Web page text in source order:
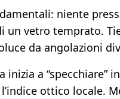
niente
un vetro temprato.
da angolazioni
inizia a
ottico locale.